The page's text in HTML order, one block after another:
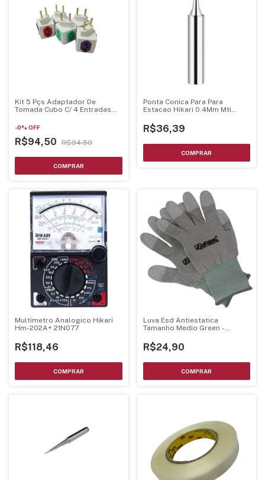
Kit 5 Pçs Adaptador De
Tomada Cubo C/ 4 Entradas
-0% OFF
R$94,50 R$94,50
Ponta Conica Para Para
Estacao Hikari 0.4Mm Mti
R$36,39
Multimetro Analogico Hikari
Hm-202A+ 21N077
R$118,46
Luva Esd Antiestatica
Tamanho Medio Green -
R$24,90